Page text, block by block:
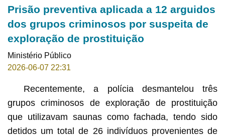
Prisão preventiva aplicada a 12 arguidos
dos grupos criminosos por suspeita de
exploração de prostituição
Ministério Público
2026-06-07 22:31
Recentemente, a polícia desmantelou três
grupos criminosos de exploração de prostituição
que utilizavam saunas como fachada, tendo sido
detidos um total de 26 indivíduos provenientes de